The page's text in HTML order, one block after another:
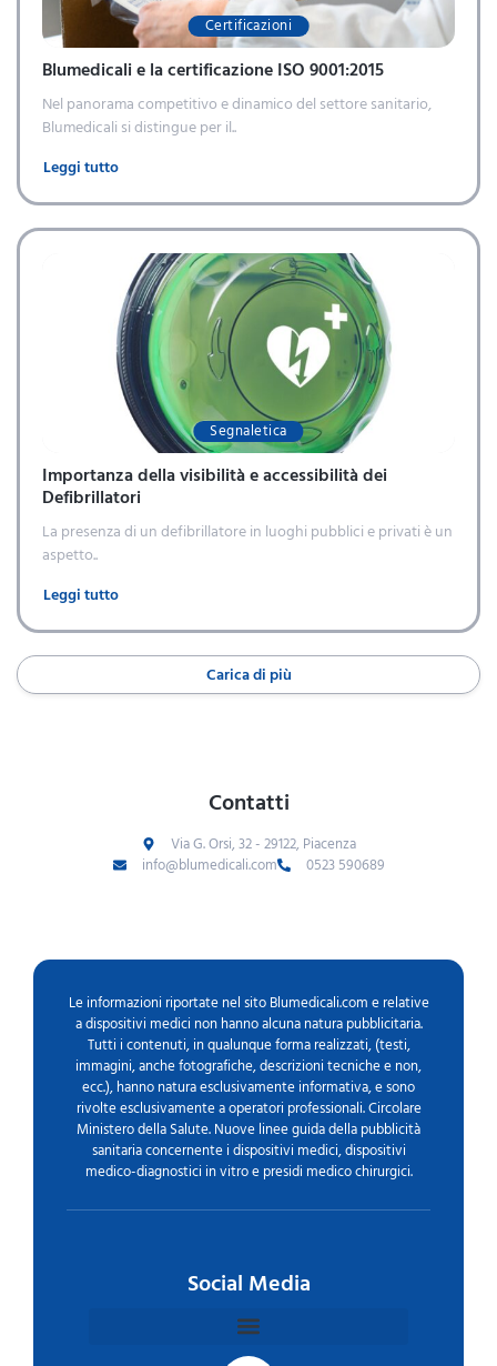
Certificazioni
Blumedicali e la certificazione ISO 9001:2015
Nel panorama competitivo e dinamico del settore sanitario,
Blumedicali si distingue per il..
Leggi tutto
Segnaletica
Importanza della visibilità e accessibilità dei
Defibrillatori
La presenza di un defibrillatore in luoghi pubblici e privati è un
aspetto..
Leggi tutto
Carica di più
Contatti
Via G. Orsi, 32 - 29122, Piacenza
info@blumedicali.com
0523 590689
Le informazioni riportate nel sito Blumedicali.com e relative
a dispositivi medici non hanno alcuna natura pubblicitaria.
Tutti i contenuti, in qualunque forma realizzati, (testi,
immagini, anche fotografiche, descrizioni tecniche e non,
ecc.), hanno natura esclusivamente informativa, e sono
rivolte esclusivamente a operatori professionali. Circolare
Ministero della Salute. Nuove linee guida della pubblicità
sanitaria concernente i dispositivi medici, dispositivi
medico-diagnostici in vitro e presidi medico chirurgici.
Social Media